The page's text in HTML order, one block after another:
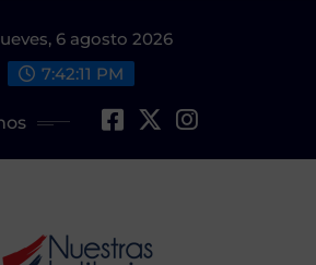
6 agosto 2026
7:42:13 PM